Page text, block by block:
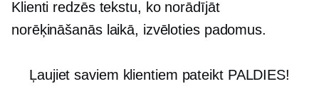
Klienti redzēs tekstu, ko norādījāt
norēķināšanās laikā, izvēloties padomus.
Ļaujiet saviem klientiem pateikt PALDIES!